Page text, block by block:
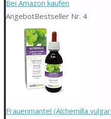
Bei Amazon kaufen
AngebotBestseller Nr. 4
Frauenmantel (Alchemilla